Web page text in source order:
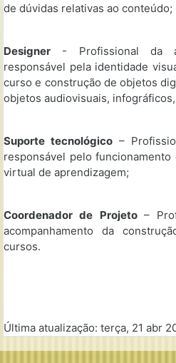
de dúvidas relativas ao conteúdo;
Designer - Profissional da
responsável pela identidade
curso e construção de objetos
objetos audiovisuais,
Suporte tecnológico–
responsável pelo
virtual de aprendizagem;
Coordenador de Projeto –
acompanhamento da
cursos.
Última atualização: terça, 21 abr